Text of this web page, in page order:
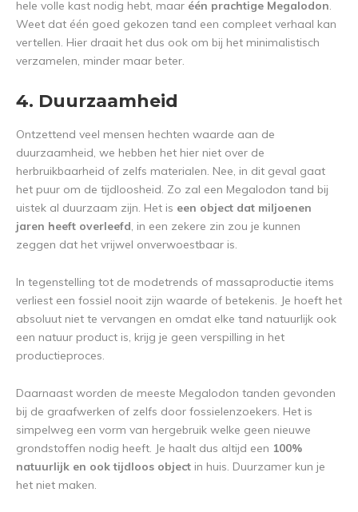
hele volle kast nodig hebt, maar één prachtige Megalodon.
Weet dat één goed gekozen tand een compleet verhaal kan
vertellen. Hier draait het dus ook om bij het minimalistisch
verzamelen, minder maar beter.
4. Duurzaamheid
Ontzettend veel mensen hechten waarde aan de
duurzaamheid, we hebben het hier niet over de
herbruikbaarheid of zelfs materialen. Nee, in dit geval gaat
het puur om de tijdloosheid. Zo zal een Megalodon tand bij
uistek al duurzaam zijn. Het is een object dat miljoenen
jaren heeft overleefd, in een zekere zin zou je kunnen
zeggen dat het vrijwel onverwoestbaar is.
In tegenstelling tot de modetrends of massaproductie items
verliest een fossiel nooit zijn waarde of betekenis. Je hoeft het
absoluut niet te vervangen en omdat elke tand natuurlijk ook
een natuur product is, krijg je geen verspilling in het
productieproces.
Daarnaast worden de meeste Megalodon tanden gevonden
bij de graafwerken of zelfs door fossielenzoekers. Het is
simpelweg een vorm van hergebruik welke geen nieuwe
grondstoffen nodig heeft. Je haalt dus altijd een 100%
natuurlijk en ook tijdloos object in huis. Duurzamer kun je
het niet maken.